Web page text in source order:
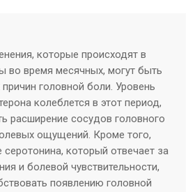
которые происходят в
во время месячных, могут быть
головной боли. Уровень
колеблется в этот период,
расширение сосудов головного
ощущений. Кроме того,
серотонина, который отвечает за
и болевой чувствительности,
появлению головной